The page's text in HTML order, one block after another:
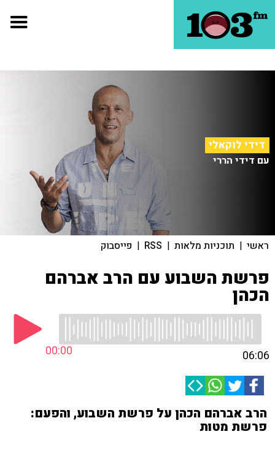
דידי לוקאלי
עם דידי הררי
ראשי | תוכניות מלאות |
RSS
| פייסבוק
פרשת השבוע עם הרב אברהם
הכהן
00:00 06:06
הרב אברהם הכהן על פרשת השבוע, והפעם:
פרשת מטות